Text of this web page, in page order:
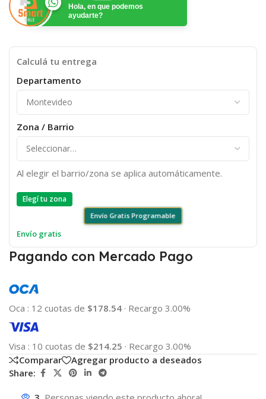
Hola, en que podemos
ayudarte?
Calculá tu entrega
Departamento
Zona / Barrio
Al elegir el barrio/zona se aplica automáticamente.
Elegí tu zona
Envío Gratis Programable
Envío gratis
Pagando con Mercado Pago
Oca : 12 cuotas de $178.54 · Recargo 3.00%
Visa : 10 cuotas de $214.25 · Recargo 3.00%
Comparar
Agregar producto a deseados
Share: